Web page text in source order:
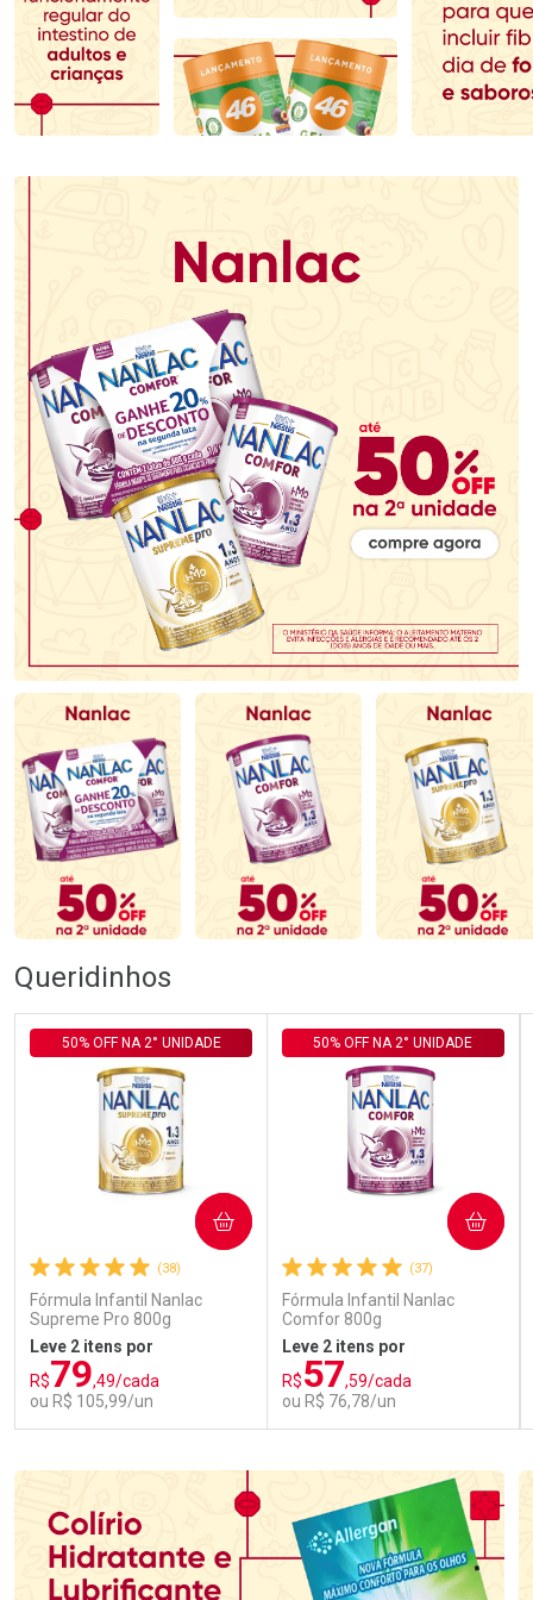
Comprar sem Desconto
Por R$ 70,79/cada
Comprar sem Desconto
Por R$ 70,79/cada
Comprar sem Desconto
Por R$ 123,29/cada
Comprar sem Desconto
Por R$ 123,29/cada
Queridinhos
(38)
Fórmula Infantil Nanlac
Supreme Pro 800g
50% OFF NA 2° UNIDADE
Leve 2 itens por
R$79,49/cada
ou R$ 105,99/un
COMPRAR
(37)
Fórmula Infantil Nanlac
Comfor 800g
50% OFF NA 2° UNIDADE
Leve 2 itens por
R$57,59/cada
ou R$ 76,78/un
COMPRAR
Laboratório
Por Menos